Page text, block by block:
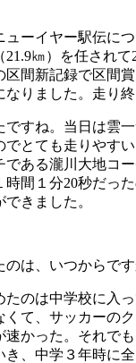
ーイヤー駅伝につ
㎞）を任されて
区間新記録で区間
りました。走り
ですね。当日は雲
でとても走りやす
である瀧川大地コ
間１分20秒だっ
きました。
は、いつからです
のは中学校に入
くて、サッカーの
かった。それで
、中学３年時に